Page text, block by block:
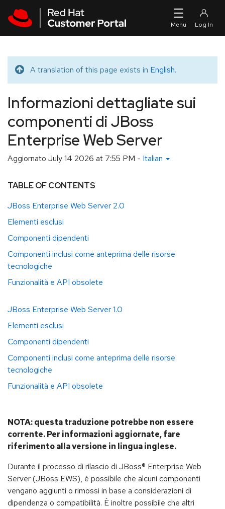
Translated message
A translation of this page exists in English.
Informazioni dettagliate sui
componenti di JBoss
Enterprise Web Server
Aggiornato July 14 2026 at 7:55 PM - Italian
TABLE OF CONTENTS
JBoss Enterprise Web Server 2.0
Elementi esclusi
Componenti dipendenti
Componenti inclusi come anteprima delle risorse
tecnologiche
Funzionalità e API obsolete
JBoss Enterprise Web Server 1.0
Elementi esclusi
Componenti dipendenti
Componenti inclusi come anteprima delle risorse
tecnologiche
Funzionalità e API obsolete
NOTA: questa traduzione potrebbe non essere
corrente. Per informazioni aggiornate, fare
riferimento alla versione in lingua inglese.
Durante il processo di rilascio di JBoss® Enterprise Web
Server (JBoss EWS), è possibile che alcuni componenti
vengano aggiunti o rimossi in base a considerazioni di
dipendenza o compatibilità. È inoltre possibile che altri